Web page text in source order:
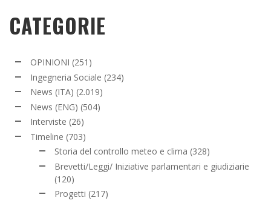
CATEGORIE
OPINIONI (251)
Ingegneria Sociale (234)
News (ITA) (2.019)
News (ENG) (504)
Interviste (26)
Timeline (703)
Storia del controllo meteo e clima (328)
Brevetti/Leggi/ Iniziative parlamentari e giudiziarie
(120)
Progetti (217)